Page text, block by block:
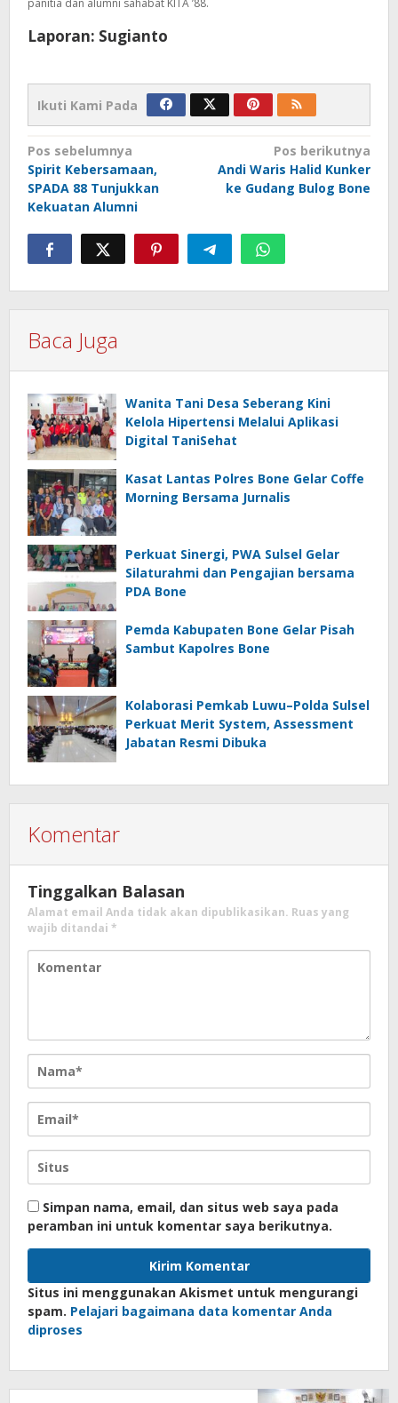
panitia dan alumni sahabat KITA ’88.
Laporan: Sugianto
Ikuti Kami Pada
Navigasi
pos
Pos sebelumnya
Spirit Kebersamaan,
SPADA 88 Tunjukkan
Kekuatan Alumni
Pos berikutnya
Andi Waris Halid Kunker
ke Gudang Bulog Bone
Baca Juga
Wanita Tani Desa Seberang Kini
Kelola Hipertensi Melalui Aplikasi
Digital TaniSehat
Kasat Lantas Polres Bone Gelar Coffe
Morning Bersama Jurnalis
Perkuat Sinergi, PWA Sulsel Gelar
Silaturahmi dan Pengajian bersama
PDA Bone
Pemda Kabupaten Bone Gelar Pisah
Sambut Kapolres Bone
Kolaborasi Pemkab Luwu–Polda Sulsel
Perkuat Merit System, Assessment
Jabatan Resmi Dibuka
Komentar
Tinggalkan Balasan
Alamat email Anda tidak akan dipublikasikan. Ruas yang
wajib ditandai *
Simpan nama, email, dan situs web saya pada
peramban ini untuk komentar saya berikutnya.
Situs ini menggunakan Akismet untuk mengurangi
spam. Pelajari bagaimana data komentar Anda
diproses